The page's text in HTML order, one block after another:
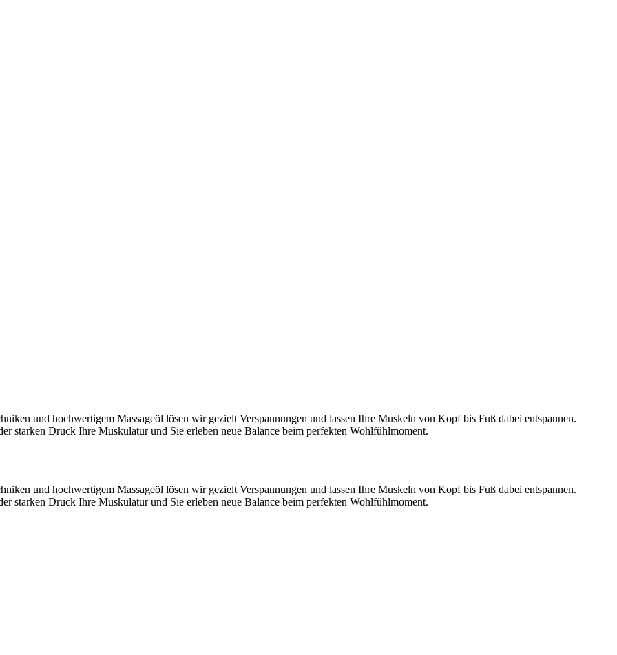
und hochwertigem Massageöl lösen wir gezielt Verspannungen und lassen Ihre Muskeln von Kopf bis Fuß dabei entspannen.
starken Druck Ihre Muskulatur und Sie erleben neue Balance beim perfekten Wohlfühlmoment.
und hochwertigem Massageöl lösen wir gezielt Verspannungen und lassen Ihre Muskeln von Kopf bis Fuß dabei entspannen.
starken Druck Ihre Muskulatur und Sie erleben neue Balance beim perfekten Wohlfühlmoment.